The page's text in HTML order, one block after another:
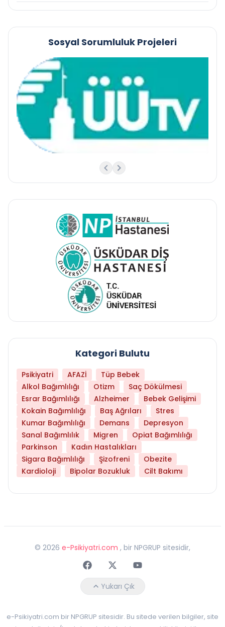
Sosyal Sorumluluk Projeleri
Kategori Bulutu
Psikiyatri AFAZİ
Tüp Bebek
Alkol Bağımlılığı
Otizm
Saç Dökülmesi
Esrar Bağımlılığı
Alzheimer
Bebek Gelişimi
Kokain Bağımlılığı
Baş Ağrıları
Stres
Kumar Bağımlılığı
Demans
Depresyon
Sanal Bağımlılık
Migren
Opiat Bağımlılığı
Parkinson
Kadın Hastalıkları
Sigara Bağımlılığı
Şizofreni
Obezite
Kardioloji
Bipolar Bozukluk Cilt Bakımı
© 2026 e-Psikiyatri.com , bir NPGRUP sitesidir,
FaceebokTwitterYoutube
Yukarı Çık
e-Psikiyatri.com bir NPGRUP sitesidir. Bu sitede verilen bilgiler, site